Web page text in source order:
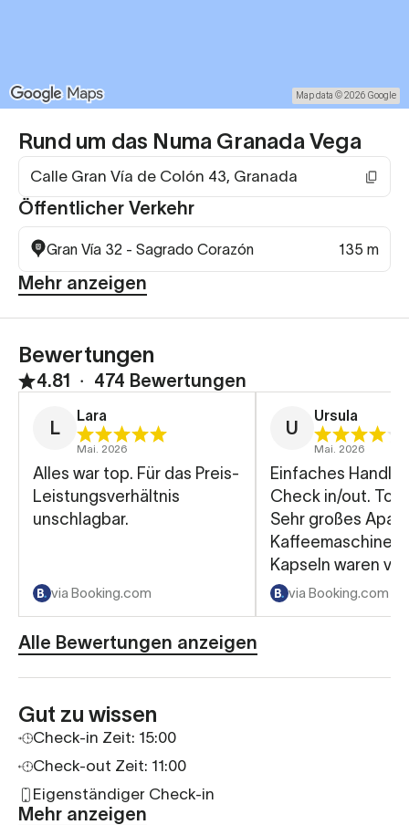
Rund um das Numa Granada Vega
Calle Gran Vía de Colón 43, Granada
Öffentlicher Verkehr
Gran Vía 32 - Sagrado Corazón 135 m
Mehr anzeigen
Map data © 2026 Google
Bewertungen
4.81 ∙ 474 Bewertungen
L
Lara
Mai. 2026
Alles war top. Für das Preis-
Leistungsverhältnis
unschlagbar.
via Booking.com
U
Ursula
Mai. 2026
Einfaches
Check in/out. Top
Sehr großes
Kaffeemaschine
Kapseln waren
Ebenso eine
via Booking.com
Alle Bewertungen anzeigen
Gut zu wissen
Check-in Zeit: 15:00
Check-out Zeit: 11:00
Eigenständiger Check-in
Mehr anzeigen